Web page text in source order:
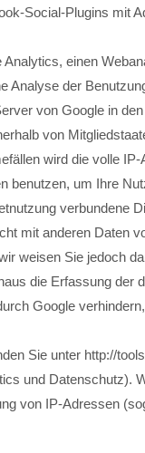
Social-Plugins mit
einen
Analyse der
von Google in
von
wird die volle
benutzen, um Ihre
verbundene
mit anderen Daten
weisen Sie jedoch
die Erfassung
Google
Sie unter http://
und Datenschutz).
von IP-Adressen